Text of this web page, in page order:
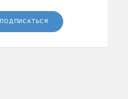
ПОДПИСАТЬСЯ